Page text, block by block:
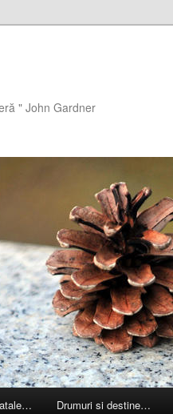
" John Gardner
Drumuri si destine…